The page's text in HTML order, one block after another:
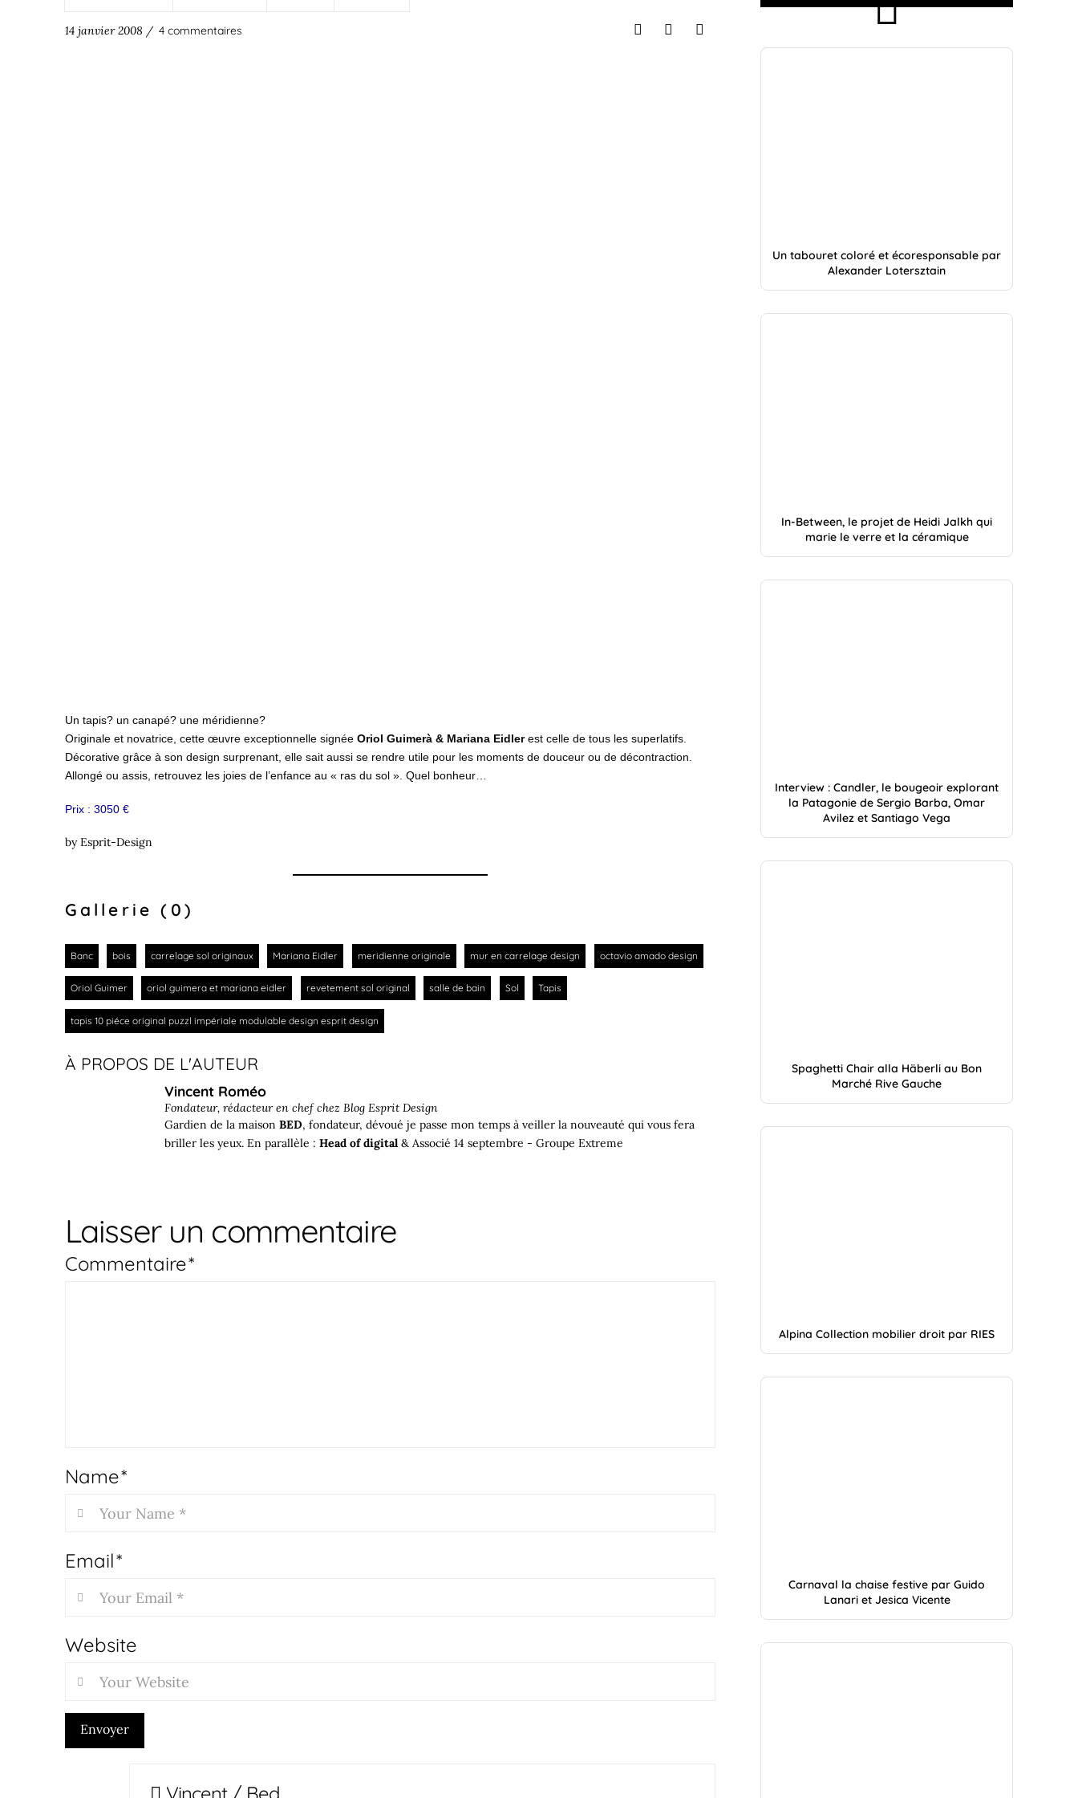
14 janvier 2008 / 4 commentaires
Un tapis? un canapé? une méridienne?
Originale et novatrice, cette œuvre exceptionnelle signée Oriol Guimerà & Mariana Eidlerest celle de tous les superlatifs.
Décorative grâce à son design surprenant, elle sait aussi se rendre utile pour les moments de douceur ou de décontraction.
Allongé ou assis, retrouvez les joies de l’enfance au « ras du sol ». Quel bonheur…
Prix : 3050 €
byEsprit-Design
Gallerie (0)
Banc bois carrelage sol originaux Mariana Eidler meridienne originale mur en carrelage design octavio amado design
Oriol Guimer oriol guimera et mariana eidler revetement sol original salle de bain Sol Tapis
tapis 10 piéce original puzzl impériale modulable design esprit design
À PROPOS DE L'AUTEUR
Vincent Roméo
Fondateur, rédacteur en chef chezBlog Esprit Design
Gardien de la maisonBED, fondateur, dévoué je passe mon temps à veiller la nouveauté qui vous fera
briller les yeux. En parallèle :Head of digital & Associé 14 septembre - Groupe Extreme
Laisser un commentaire
Commentaire*
Name*
Email*
Website
Envoyer
Vincent / Bed
Un tabouret coloré et écoresponsable par
Alexander Lotersztain
In-Between, le projet de Heidi Jalkh qui
marie le verre et la céramique
Interview : Candler, le bougeoir explorant
la Patagonie de Sergio Barba, Omar
Avilez et Santiago Vega
Spaghetti Chair alla Häberli au Bon
Marché Rive Gauche
Alpina Collection mobilier droit par RIES
Carnaval la chaise festive par Guido
Lanari et Jesica Vicente